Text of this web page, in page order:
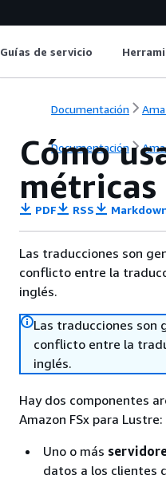
Guías de servicio
Documentación
Documentación
Cómo
métricas
PDF RSS
Las traducciones son
conflicto entre la
inglés.
Las traducciones son
conflicto entre la
inglés.
Hay dos componentes
Amazon FSx para Lustre:
Uno o más
datos a los clientes